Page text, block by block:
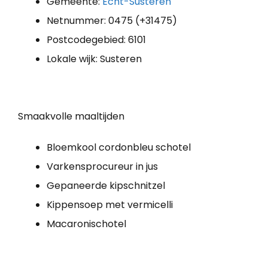
Netnummer: 0475 (+31475)
Postcodegebied: 6101
Lokale wijk: Susteren
Smaakvolle maaltijden
Bloemkool cordonbleu schotel
Varkensprocureur in jus
Gepaneerde kipschnitzel
Kippensoep met vermicelli
Macaronischotel